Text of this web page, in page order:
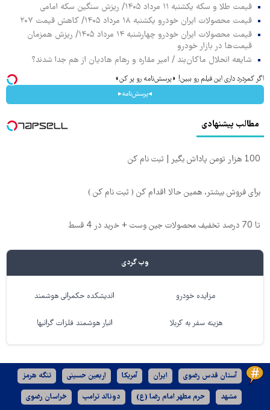
قیمت طلا و سکه یکشنبه ۱۱ مرداد ۱۴۰۵/ ریزش سنگین سکه امامی
قیمت محصولات ایران خودرو یکشنبه ۱۸ مرداد ۱۴۰۵/ کاهش قیمت ۲۰۷
قیمت محصولات ایران خودرو چهارشنبه ۱۴ مرداد ۱۴۰۵/ ریزش همزمان
قیمت‌ها در بازار خودرو
شایعه انحلال ماکان‌بند / امیر مقاره و رهام هادیان از هم جدا شدند؟
اگر کمردرد داری این فیلم رو ببین! ◗پرسش‌نامه رو پر کن◖
◂پرسش‌نامه▸
مطالب پیشنهادی
100 هزار تومن پاداش بگیر | ثبت نام کن
برای فروش بیشتر، همین حالا اقدام کن ( ثبت نام کن )
تا 70 درصد تخفیف محصولات جین وست + خرید در 4 قسط
وب گردی
مزایده خودرو اندیشکده حکمرانی هوشمند
هزینه سفر به کربلا انبار هوشمند فلزات گرانبها
آستان قدس رضوی ایران آمریکا اربعین حسینی تنگه هرمز
مشهد حرم مطهر امام رضا (ع) دونالد ترامپ خراسان رضوی